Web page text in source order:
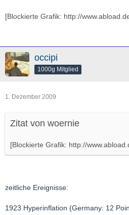
[Blockierte Grafik: http://
occipi
1000g Mitglied
1. Dezember 2009
Zitat von woernie
[Blockierte Grafik: http://
zeitliche Ereignisse:
1923 Hyperinflation (Germany: 12